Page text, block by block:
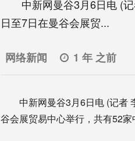
中新网曼谷3月6日电 (记
日至7日在曼谷会展贸...
网络新闻 1 年 之前
中新网曼谷3月6日电 (记者
谷会展贸易中心举行，共有52家